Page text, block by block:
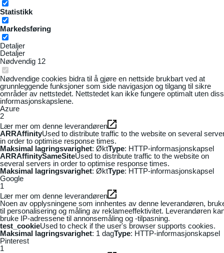
Statistikk
Markedsføring
Detaljer
Detaljer
Nødvendig 12
Nødvendige cookies bidra til å gjøre en nettside brukbart ved at
grunnleggende funksjoner som side navigasjon og tilgang til sikre
områder av nettstedet. Nettstedet kan ikke fungere optimalt uten
informasjonskapslene.
Azure
2
Lær mer om denne leverandøren
ARRAffinityUsed to distribute traffic to the website on several
in order to optimise response times.
Maksimal lagringsvarighet: ØktType: HTTP-informasjonskapsel
ARRAffinitySameSiteUsed to distribute traffic to the website on
several servers in order to optimise response times.
Maksimal lagringsvarighet: ØktType: HTTP-informasjonskapsel
Google
1
Lær mer om denne leverandøren
Noen av opplysningene som innhentes av denne leverandøren,
til personalisering og måling av reklameeffektivitet. Leverandøren
bruke IP-adressene til annonsemåling og -tilpasning.
test_cookieUsed to check if the user's browser supports cookies.
Maksimal lagringsvarighet: 1 dagType: HTTP-informasjonskapsel
Pinterest
1